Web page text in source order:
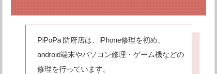
PiPoPa 防府店は、iPhone修理を初め、
android端末やパソコン修理・ゲーム機などの
修理を行っています。